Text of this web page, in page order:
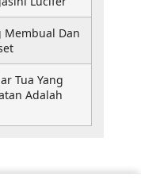
Membual Dan
Tua Yang
Adalah